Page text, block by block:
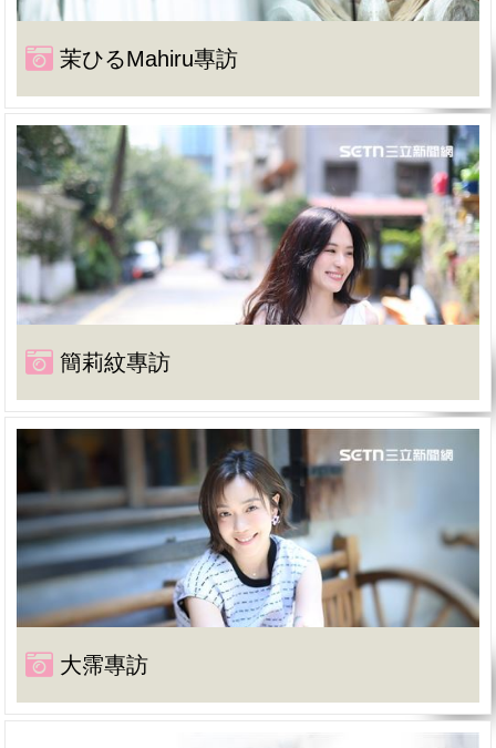
茉ひるMahiru專訪
簡莉紋專訪
大霈專訪